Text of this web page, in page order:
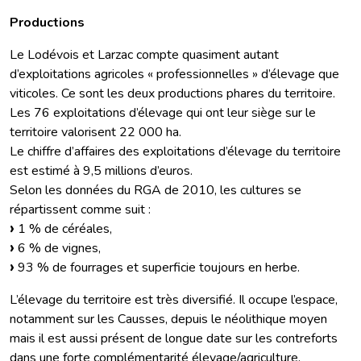
Productions
Le Lodévois et Larzac compte quasiment autant
d’exploitations agricoles « professionnelles » d’élevage que
viticoles. Ce sont les deux productions phares du territoire.
Les 76 exploitations d’élevage qui ont leur siège sur le
territoire valorisent 22 000 ha.
Le chiffre d’affaires des exploitations d’élevage du territoire
est estimé à 9,5 millions d’euros.
Selon les données du RGA de 2010, les cultures se
répartissent comme suit :
1 % de céréales,
6 % de vignes,
93 % de fourrages et superficie toujours en herbe.
L’élevage du territoire est très diversifié. Il occupe l’espace,
notamment sur les Causses, depuis le néolithique moyen
mais il est aussi présent de longue date sur les contreforts